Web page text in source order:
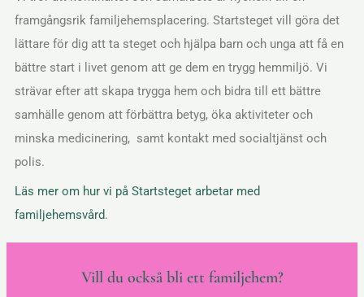
framgångsrik familjehemsplacering. Startsteget vill göra det
lättare för dig att ta steget och hjälpa barn och unga att få en
bättre start i livet genom att ge dem en trygg hemmiljö. Vi
strävar efter att skapa trygga hem och bidra till ett bättre
samhälle genom att förbättra betyg, öka aktiviteter och
minska medicinering, samt kontakt med socialtjänst och
polis.
Läs mer om hur vi på Startsteget arbetar med
familjehemsvård.
Vill du också bli ett familjehem?